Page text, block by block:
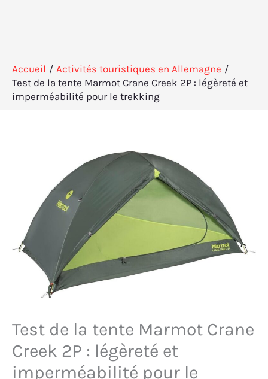
Accueil
Activités touristiques en Allemagne
Test de la tente Marmot Crane Creek 2P : légèreté et
imperméabilité pour le trekking
Test de la tente Marmot Crane
Creek 2P : légèreté et
imperméabilité pour le